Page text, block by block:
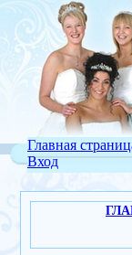
Главная
Вход